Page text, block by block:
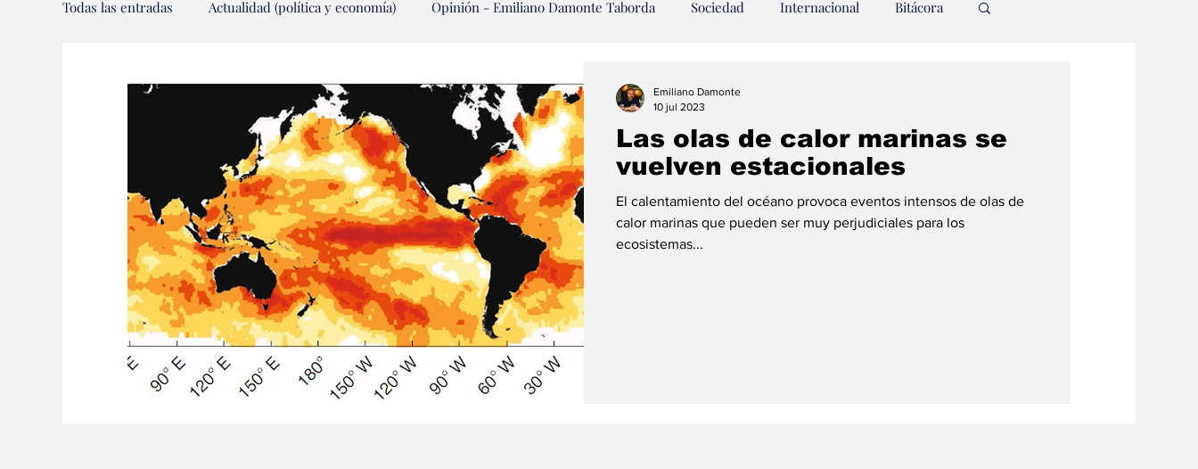
Todas las entradas Actualidad (política y economía) Opinión - Emiliano Damonte Taborda Sociedad Internacional Bitácora
Ambiente Editorial Economía y Producción #economia #consumo
Las olas de calor marinas se
vuelven estacionales
El calentamiento del océano provoca eventos intensos de olas de
calor marinas que pueden ser muy perjudiciales para los
ecosistemas...
Emiliano Damonte
10 jul 2023